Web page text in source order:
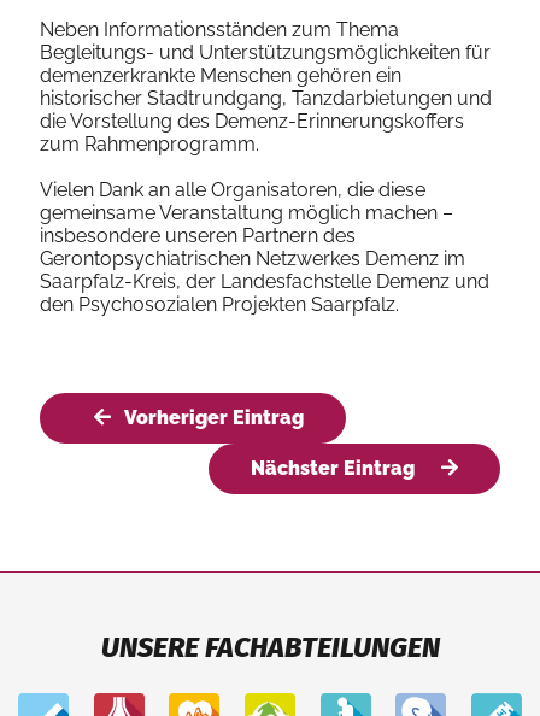
Neben Informationsständen zum Thema
Begleitungs- und Unterstützungsmöglichkeiten für
demenzerkrankte Menschen gehören ein
historischer Stadtrundgang, Tanzdarbietungen und
die Vorstellung des Demenz-Erinnerungskoffers
zum Rahmenprogramm.
Vielen Dank an alle Organisatoren, die diese
gemeinsame Veranstaltung möglich machen –
insbesondere unseren Partnern des
Gerontopsychiatrischen Netzwerkes Demenz im
Saarpfalz-Kreis, der Landesfachstelle Demenz und
den Psychosozialen Projekten Saarpfalz.
Vorheriger Eintrag
Nächster Eintrag
UNSERE FACHABTEILUNGEN